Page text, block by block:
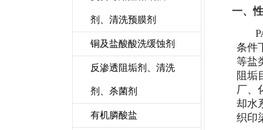
剂、清洗预膜剂
铜及盐酸酸洗缓蚀剂
反渗透阻垢剂、清洗
剂、杀菌剂
有机膦酸盐
一、
条件
等盐
阻垢
厂、
却水
织印